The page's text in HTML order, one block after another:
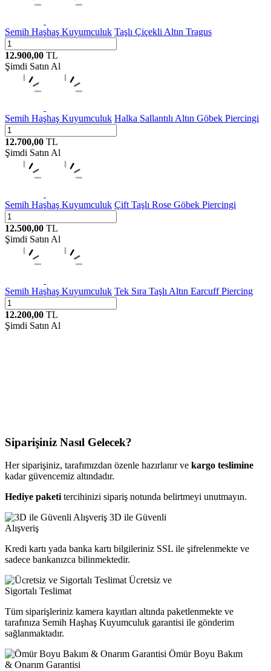
Semih Haşhaş Kuyumculuk Taşlı Çiçekli Altın Tragus
12.900,00 TL
Şimdi Satın Al
Semih Haşhaş Kuyumculuk Halka Sallantılı Altın Göbek Piercingi
12.700,00 TL
Şimdi Satın Al
Semih Haşhaş Kuyumculuk Çift Taşlı Rose Göbek Piercingi
12.500,00 TL
Şimdi Satın Al
Semih Haşhaş Kuyumculuk Tek Sıra Taşlı Altın Earcuff Piercing
12.200,00 TL
Şimdi Satın Al
Siparişiniz Nasıl Gelecek?
Her siparişiniz, tarafımızdan özenle hazırlanır ve kargo teslimine
kadar güvencemiz altındadır.
Hediye paketi tercihinizi sipariş notunda belirtmeyi unutmayın.
3D ile Güvenli
Alışveriş
Kredi kartı yada banka kartı bilgileriniz SSL ile şifrelenmekte ve
sadece bankanızca bilinmektedir.
Ücretsiz ve
Sigortalı Teslimat
Tüm siparişleriniz kamera kayıtları altında paketlenmekte ve
tarafınıza Semih Haşhaş Kuyumculuk garantisi ile gönderim
sağlanmaktadır.
Ömür Boyu Bakım
& Onarım Garantisi